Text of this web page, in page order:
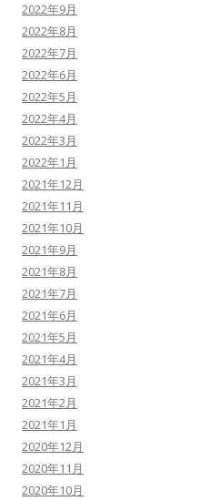
2022年9月
2022年8月
2022年7月
2022年6月
2022年5月
2022年4月
2022年3月
2022年1月
2021年12月
2021年11月
2021年10月
2021年9月
2021年8月
2021年7月
2021年6月
2021年5月
2021年4月
2021年3月
2021年2月
2021年1月
2020年12月
2020年11月
2020年10月